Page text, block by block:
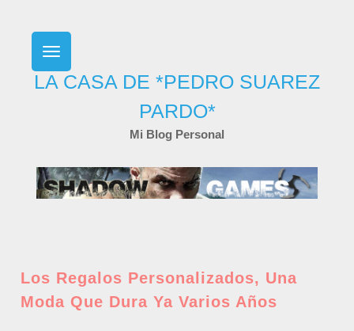
LA CASA DE *PEDRO SUAREZ
PARDO*
Mi Blog Personal
Los Regalos Personalizados, Una
Moda Que Dura Ya Varios Años